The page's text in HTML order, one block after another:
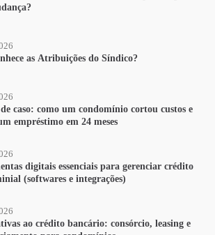
as Atribuições do Síndico?
caso: como um condomínio cortou custos e
empréstimo em 24 meses
digitais essenciais para gerenciar crédito
(softwares e integrações)
ao crédito bancário: consórcio, leasing e